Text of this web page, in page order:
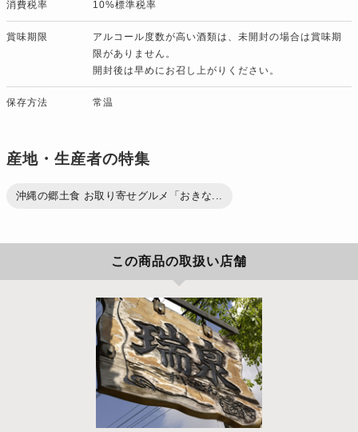
消費税率 10%標準税率
賞味期限
アルコール度数が高い酒類は、未開封の場合は賞味期
限がありません。
開封後は早めにお召し上がりください。
保存方法 常温
産地・生産者の特集
沖縄の郷土食 お取り寄せグルメ「おきな...
この商品の取扱い店舗